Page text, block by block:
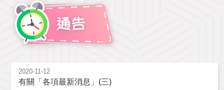
2020-11-12
有關「各項最新消息」(三)